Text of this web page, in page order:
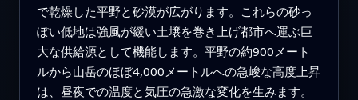
で乾燥した平野と砂漠が広がります。これらの砂っ
ぽい低地は強風が緩い土壌を巻き上げ都市へ運ぶ巨
大な供給源として機能します。平野の約900メート
ルから山岳のほぼ4,000メートルへの急峻な高度上昇
は、昼夜での温度と気圧の急激な変化を生みます。